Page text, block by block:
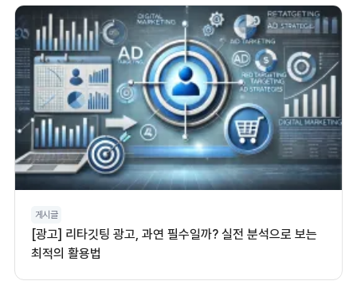
게시글
[광고] 리타깃팅 광고, 과연 필수일까? 실전 분석으로 보는
최적의 활용법